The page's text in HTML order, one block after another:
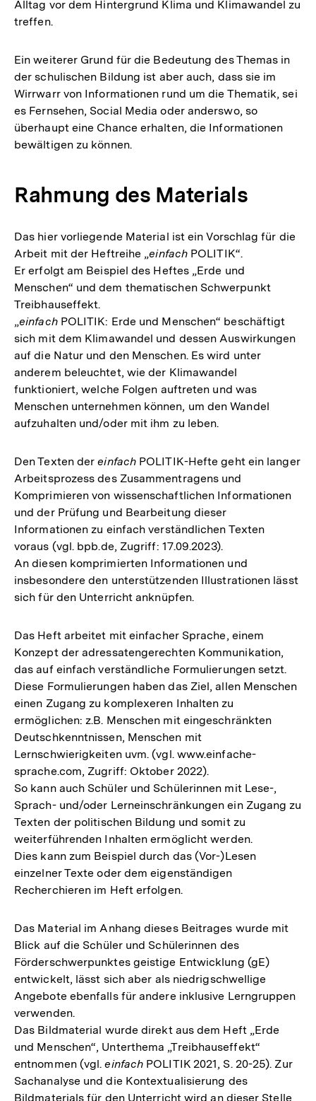
Alltag vor dem Hintergrund Klima und Klimawandel zu
treffen.
Ein weiterer Grund für die Bedeutung des Themas in
der schulischen Bildung ist aber auch, dass sie im
Wirrwarr von Informationen rund um die Thematik, sei
es Fernsehen, Social Media oder anderswo, so
überhaupt eine Chance erhalten, die Informationen
bewältigen zu können.
Rahmung des Materials
Das hier vorliegende Material ist ein Vorschlag für die
Arbeit mit der Heftreihe „einfachPOLITIK“.
Er erfolgt am Beispiel des Heftes „Erde und
Menschen“ und dem thematischen Schwerpunkt
Treibhauseffekt.
„einfachPOLITIK: Erde und Menschen“ beschäftigt
sich mit dem Klimawandel und dessen Auswirkungen
auf die Natur und den Menschen. Es wird unter
anderem beleuchtet, wie der Klimawandel
funktioniert, welche Folgen auftreten und was
Menschen unternehmen können, um den Wandel
aufzuhalten und/oder mit ihm zu leben.
Den Texten dereinfach POLITIK-Hefte geht ein langer
Arbeitsprozess des Zusammentragens und
Komprimieren von wissenschaftlichen Informationen
und der Prüfung und Bearbeitung dieser
Informationen zu einfach verständlichen Texten
voraus (vgl. bpb.de, Zugriff: 17.09.2023).
An diesen komprimierten Informationen und
insbesondere den unterstützenden Illustrationen lässt
sich für den Unterricht anknüpfen.
Das Heft arbeitet mit einfacher Sprache, einem
Konzept der adressatengerechten Kommunikation,
das auf einfach verständliche Formulierungen setzt.
Diese Formulierungen haben das Ziel, allen Menschen
einen Zugang zu komplexeren Inhalten zu
ermöglichen: z.B. Menschen mit eingeschränkten
Deutschkenntnissen, Menschen mit
Lernschwierigkeiten uvm. (vgl. www.einfache-
sprache.com, Zugriff: Oktober 2022).
So kann auch Schüler und Schülerinnen mit Lese-,
Sprach- und/oder Lerneinschränkungen ein Zugang zu
Texten der politischen Bildung und somit zu
weiterführenden Inhalten ermöglicht werden.
Dies kann zum Beispiel durch das (Vor-)Lesen
einzelner Texte oder dem eigenständigen
Recherchieren im Heft erfolgen.
Das Material im Anhang dieses Beitrages wurde mit
Blick auf die Schüler und Schülerinnen des
Förderschwerpunktes geistige Entwicklung (gE)
entwickelt, lässt sich aber als niedrigschwellige
Angebote ebenfalls für andere inklusive Lerngruppen
verwenden.
Das Bildmaterial wurde direkt aus dem Heft „Erde
und Menschen“, Unterthema „Treibhauseffekt“
entnommen (vgl.einfach POLITIK 2021, S. 20-25). Zur
Sachanalyse und die Kontextualisierung des
Bildmaterials für den Unterricht wird an dieser Stelle